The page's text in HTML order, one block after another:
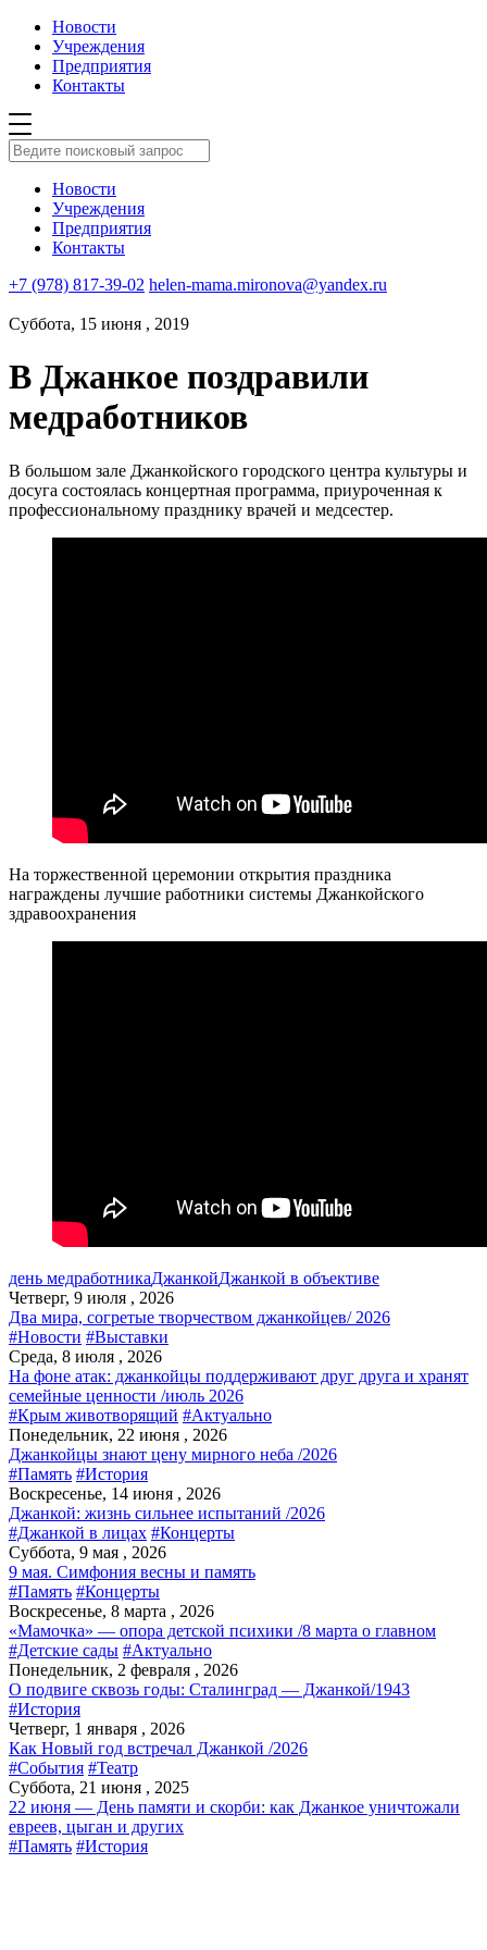
Новости
Учреждения
Предприятия
Контакты
Новости
Учреждения
Предприятия
Контакты
+7 (978) 817-39-02 helen-mama.mironova@yandex.ru
Суббота, 15 июня , 2019
В Джанкое поздравили
медработников
В большом зале Джанкойского городского центра культуры и
досуга состоялась концертная программа, приуроченная к
профессиональному празднику врачей и медсестер.
На торжественной церемонии открытия праздника
награждены лучшие работники системы Джанкойского
здравоохранения
день медработникаДжанкойДжанкой в объективе
Четверг, 9 июля , 2026
Два мира, согретые творчеством джанкойцев/ 2026
#Новости #Выставки
Среда, 8 июля , 2026
На фоне атак: джанкойцы поддерживают друг друга и хранят
семейные ценности /июль 2026
#Крым животворящий #Актуально
Понедельник, 22 июня , 2026
Джанкойцы знают цену мирного неба /2026
#Память #История
Воскресенье, 14 июня , 2026
Джанкой: жизнь сильнее испытаний /2026
#Джанкой в лицах #Концерты
Суббота, 9 мая , 2026
9 мая. Симфония весны и память
#Память #Концерты
Воскресенье, 8 марта , 2026
«Мамочка» — опора детской психики /8 марта о главном
#Детские сады #Актуально
Понедельник, 2 февраля , 2026
О подвиге сквозь годы: Сталинград — Джанкой/1943
#История
Четверг, 1 января , 2026
Как Новый год встречал Джанкой /2026
#События #Театр
Суббота, 21 июня , 2025
22 июня — День памяти и скорби: как Джанкое уничтожали
евреев, цыган и других
#Память #История